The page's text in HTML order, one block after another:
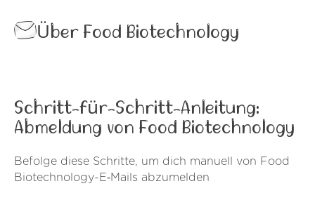
Über Food Biotechnology
Schritt-für-Schritt-Anleitung:
Abmeldung von Food Biotechnology
Befolge diese Schritte, um dich manuell von Food
Biotechnology-E‑Mails abzumelden